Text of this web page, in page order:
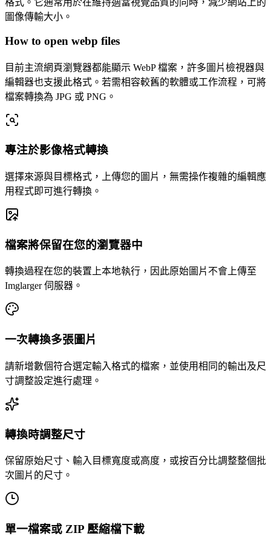
格式。它通常用於在維持適當視覺品質的同時，減少網站上的
圖像傳輸大小。
How to open webp files
目前主流網頁瀏覽器都能顯示 WebP 檔案，許多圖片檢視器與
編輯器也支援此格式。若需相容較舊的軟體或工作流程，可將
檔案轉換為 JPG 或 PNG。
專注於影像格式轉換
選擇來源與目標格式，上傳您的圖片，無需操作複雜的編輯應
用程式即可進行轉換。
檔案將保留在您的瀏覽器中
轉換過程在您的裝置上本地執行，因此原始圖片不會上傳至
Imglarger 伺服器。
一次轉換多張圖片
請新增數個符合選定輸入格式的檔案，並使用相同的輸出及尺
寸調整設定進行處理。
轉換時調整尺寸
保留原始尺寸、輸入目標寬度或高度，或按百分比調整整個批
次圖片的尺寸。
單一檔案或 ZIP 壓縮檔下載